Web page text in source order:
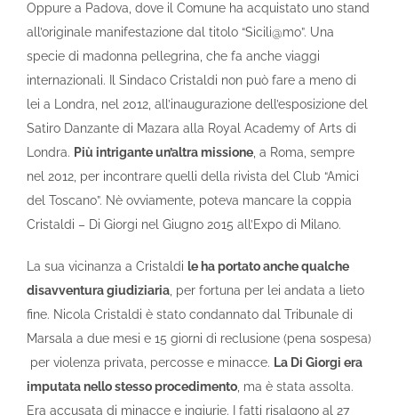
Oppure a Padova, dove il Comune ha acquistato uno stand
all’originale manifestazione dal titolo “Sicili@mo”. Una
specie di madonna pellegrina, che fa anche viaggi
internazionali. Il Sindaco Cristaldi non può fare a meno di
lei a Londra, nel 2012, all’inaugurazione dell’esposizione del
Satiro Danzante di Mazara alla Royal Academy of Arts di
Londra. Più intrigante un’altra missione, a Roma, sempre
nel 2012, per incontrare quelli della rivista del Club “Amici
del Toscano”. Nè ovviamente, poteva mancare la coppia
Cristaldi – Di Giorgi nel Giugno 2015 all’Expo di Milano.
La sua vicinanza a Cristaldi le ha portato anche qualche
disavventura giudiziaria, per fortuna per lei andata a lieto
fine. Nicola Cristaldi è stato condannato dal Tribunale di
Marsala a due mesi e 15 giorni di reclusione (pena sospesa)
per violenza privata, percosse e minacce. La Di Giorgi era
imputata nello stesso procedimento, ma è stata assolta.
Era accusata di minacce e ingiurie. I fatti risalgono al 27